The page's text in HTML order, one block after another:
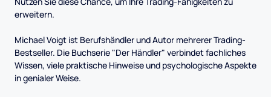
erweitern.
Michael Voigt ist Berufshändler und Autor mehrerer Trading-
Bestseller. Die Buchserie "Der Händler" verbindet fachliches
Wissen, viele praktische Hinweise und psychologische Aspekte
in genialer Weise.